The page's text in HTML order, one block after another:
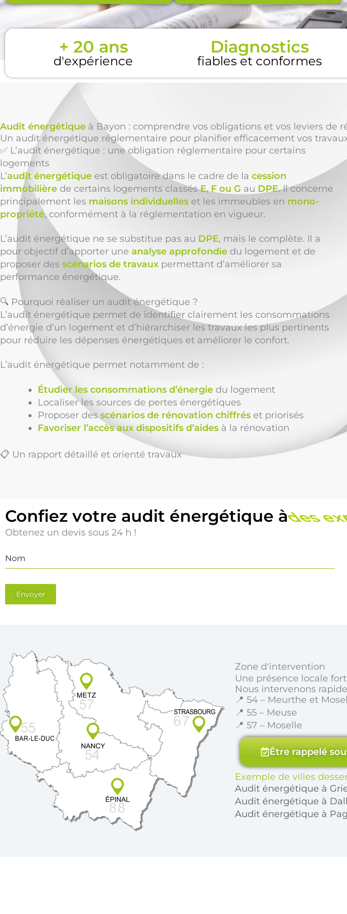
+ 20 ans
d'expérience
Diagnostics
fiables et conformes
Audit énergétique à Bayon : comprendre vos obligations et vos leviers de
Un audit énergétique réglementaire pour planifier efficacement vos
✅ L’audit énergétique : une obligation réglementaire pour certains
logements
L’audit énergétique est obligatoire dans le cadre de la cession
immobilière de certains logements classésE, F ou G au DPE. Il concerne
principalement les maisons individuelles et les immeubles en mono-
propriété, conformément à la réglementation en vigueur.
L’audit énergétique ne se substitue pas au DPE, mais le complète. Il a
pour objectif d’apporter une analyse approfondie du logement et de
proposer des scénarios de travaux permettant d’améliorer sa
performance énergétique.
🔍 Pourquoi réaliser un audit énergétique ?
L’audit énergétique permet de identifier clairement les consommations
d’énergie d’un logement et d’hiérarchiser les travaux les plus pertinents
pour réduire les dépenses énergétiques et améliorer le confort.
L’audit énergétique permet notamment de :
Étudier les consommations d’énergie du logement
Localiser les sources de pertes énergétiques
Proposer desscénarios de rénovation chiffrés et priorisés
Favoriser l’accès aux dispositifs d’aides à la rénovation
📋 Un rapport détaillé et orienté travaux
Confiez votre audit énergétique àune
Obtenez un devis sous 24 h !
Nom
Envoyer
Zone d'intervention
Une présence locale
Nous intervenons
📍 54 – Meurthe et
📍 55 – Meuse
📍 57 – Moselle
Être rappelé
Exemple de villes
Audit énergétique à
Audit énergétique à
Audit énergétique à